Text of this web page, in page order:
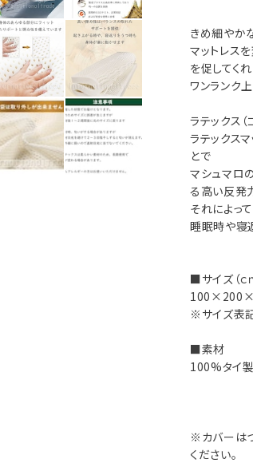
きめ細やか
マットレス
を促してくれ
ワンランク
ラテックス
ラテックス
とで
マシュマロ
る高い反発
それによっ
睡眠時や寝
■サイズ（ｃ
※サイズ表
■素材
100%タイ
※カバーは
ください。